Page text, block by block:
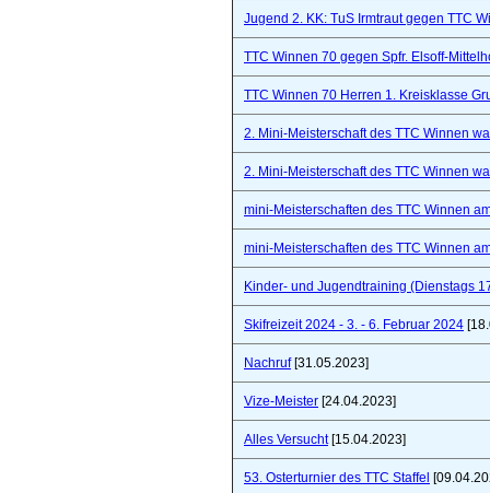
Jugend 2. KK: TuS Irmtraut gegen TTC
TTC Winnen 70 gegen Spfr. Elsoff-
TTC Winnen 70 Herren 1. Kreisklasse
2. Mini-Meisterschaft des TTC Winnen
2. Mini-Meisterschaft des TTC Winnen
mini-Meisterschaften des TTC Winnen
mini-Meisterschaften des TTC Winnen
Kinder- und Jugendtraining (Dienstags
Skifreizeit 2024 - 3. - 6. Februar 2024
Nachruf[31.05.2023]
Vize-Meister [24.04.2023]
Alles Versucht[15.04.2023]
53. Osterturnier des TTC Staffel